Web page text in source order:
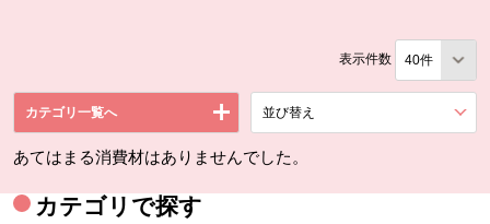
表示件数
カテゴリ一覧へ 並び替え
あてはまる消費材はありませんでした。
カテゴリで探す